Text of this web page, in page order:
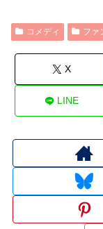
コメディ ファ
X
LINE